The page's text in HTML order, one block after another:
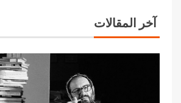
آخر المقالات